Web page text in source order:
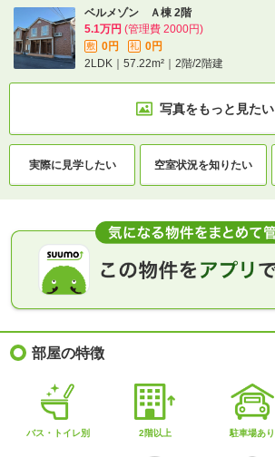
ベルメゾン Ａ棟 2階
5.1万円 (管理費 2000円)
敷 0円 礼
0円
2LDK｜57.22m²｜2階/2階建
写真をもっと見たい
実際に見学したい 空室状況を知りたい
部屋の特徴
バス・トイレ別 2階以上 駐車場あり